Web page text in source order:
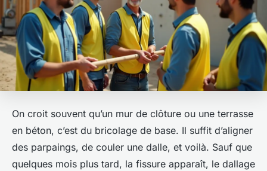
On croit souvent qu’un mur de clôture ou une terrasse
en béton, c’est du bricolage de base. Il suffit d’aligner
des parpaings, de couler une dalle, et voilà. Sauf que
quelques mois plus tard, la fissure apparaît, le dallage